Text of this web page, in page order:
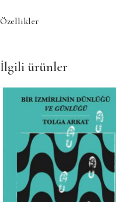
Özellikler
İlgili ürünler